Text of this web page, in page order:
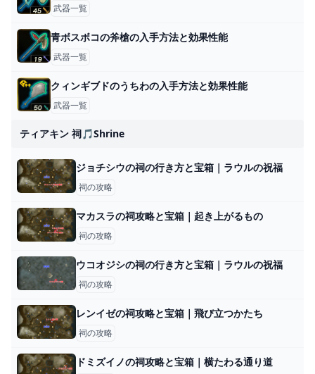
武器一覧
青ボスボコの斧槍の入手方法と効果性能
武器一覧
クィンギブドのうちわの入手方法と効果性能
武器一覧
ティアキン 祠🎵shrine
ジョチシウの祠の行き方と宝箱｜ラウルの祝福
祠の攻略
マカスラの祠攻略と宝箱｜起き上がるもの
祠の攻略
ウコオジシの祠の行き方と宝箱｜ラウルの祝福
祠の攻略
レンイゼの祠攻略と宝箱｜飛び立つかたち
祠の攻略
ドミズイノの祠攻略と宝箱｜横たわる通り道